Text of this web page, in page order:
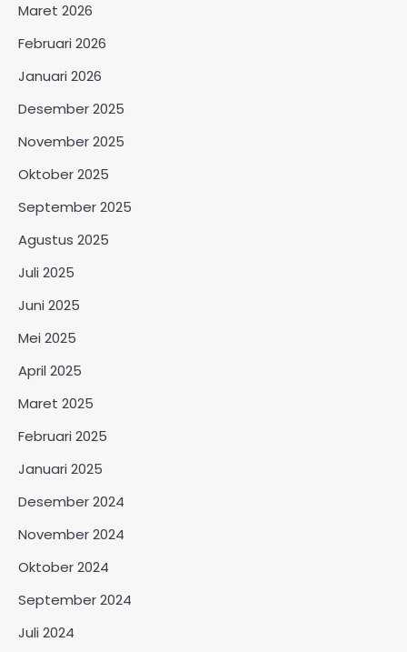
Maret 2026
Februari 2026
Januari 2026
Desember 2025
November 2025
Oktober 2025
September 2025
Agustus 2025
Juli 2025
Juni 2025
Mei 2025
April 2025
Maret 2025
Februari 2025
Januari 2025
Desember 2024
November 2024
Oktober 2024
September 2024
Juli 2024